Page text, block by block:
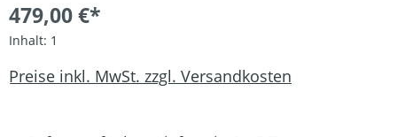
479,00 €*
Inhalt: 1
Preise inkl. MwSt. zzgl. Versandkosten